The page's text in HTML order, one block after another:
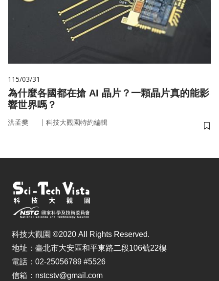
115/03/31
為什麼各國都在搶 AI 晶片？一顆晶片真的能影
響世界嗎？
洪孟樊 ｜ 科技大觀園特約編輯
儲
科技大觀園 ©2020 All Rights Reserved.
地址：臺北市大安區和平東路二段106號22樓
電話：02-25056789 #5526
信箱：nstcstv@gmail.com